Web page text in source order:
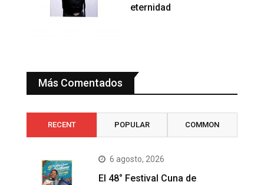
eternidad
Más Comentados
RECENT POPULAR COMMON
6 agosto, 2026
El 48° Festival Cuna de